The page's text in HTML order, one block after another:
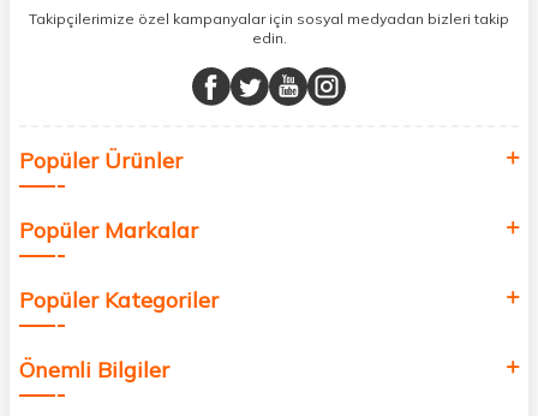
sunuyoruz.
buluşturuyor ve online alışveriş deneyiminizi en iyi hale getiriyoruz.
Sağlık, güzellik ve iyi yaşam için aradığınız her şey burada!
değer katmak için bize katılın!
Takipçilerimize özel kampanyalar için sosyal medyadan bizleri takip
edin.
Popüler Ürünler
Popüler Markalar
Popüler Kategoriler
Önemli Bilgiler